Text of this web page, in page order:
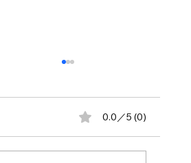
0.0／5 (0)